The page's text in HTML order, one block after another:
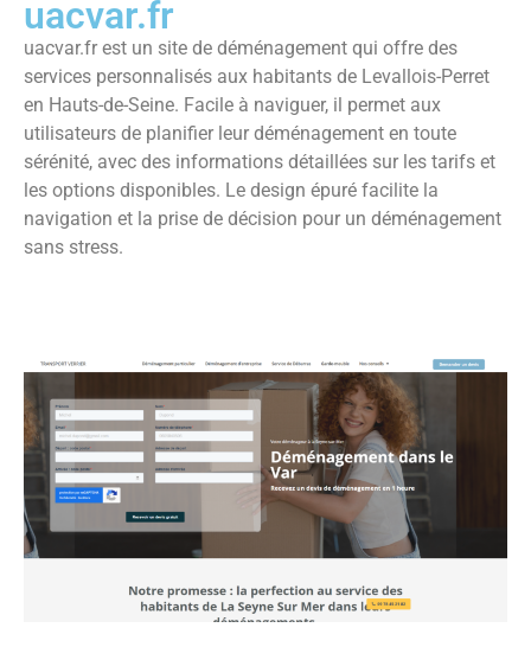
uacvar.fr
uacvar.fr est un site de déménagement qui offre des
services personnalisés aux habitants de Levallois-Perret
en Hauts-de-Seine. Facile à naviguer, il permet aux
utilisateurs de planifier leur déménagement en toute
sérénité, avec des informations détaillées sur les tarifs et
les options disponibles. Le design épuré facilite la
navigation et la prise de décision pour un déménagement
sans stress.